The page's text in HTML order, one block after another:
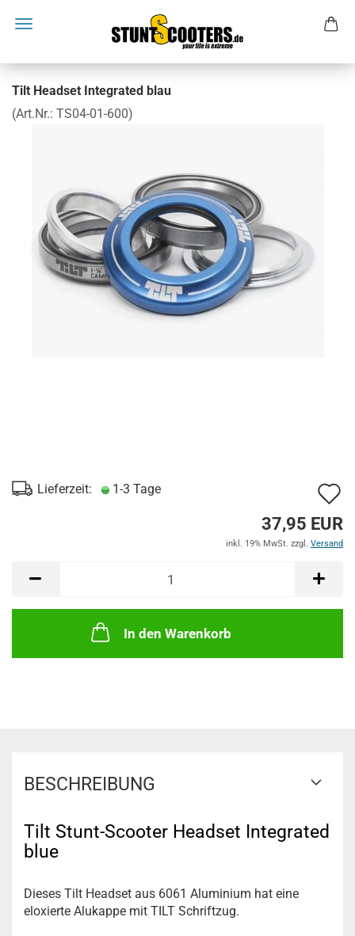
Tilt Headset Integrated blau
(Art.Nr.: TS04-01-600)
Lieferzeit: 1-3 Tage
37,95 EUR
inkl. 19% MwSt. zzgl. Versand
In den Warenkorb
BESCHREIBUNG
Tilt Stunt-Scooter Headset Integrated
blue
Dieses Tilt Headset aus 6061 Aluminium hat eine
eloxierte Alukappe mit TILT Schriftzug.